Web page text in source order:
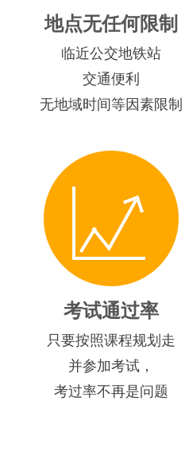
地点无任何限制
临近公交地铁站
交通便利
无地域时间等因素限制
考试通过率
只要按照课程规划走
并参加考试，
考过率不再是问题